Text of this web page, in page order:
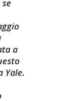
a
Yale.